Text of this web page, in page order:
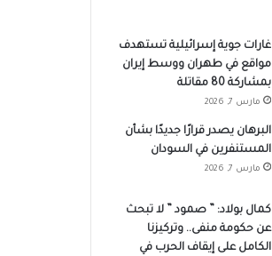
غارات جوية إسرائيلية تستهدف
مواقع في طهران ووسط إيران
بمشاركة 80 مقاتلة
مارس 7, 2026
البرهان يصدر قرارًا جديدًا بشأن
المستنفرين في السودان
مارس 7, 2026
كمال بولاد: ” صمود ” لا تبحث
عن حكومة منفى.. وتركيزنا
الكامل على إيقاف الحرب في